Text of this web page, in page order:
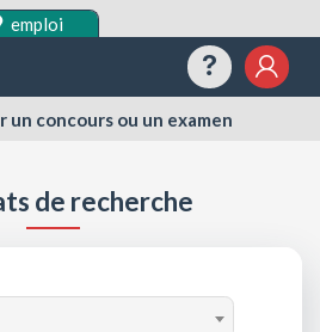
emploi
un concours ou un examen
de recherche